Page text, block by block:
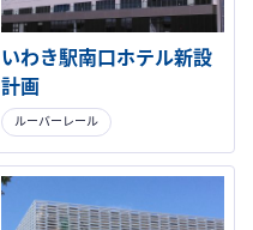
いわき駅南口ホテル新設
計画
ルーバーレール